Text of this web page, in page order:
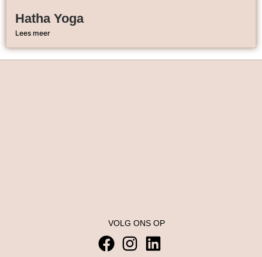
Hatha Yoga
Lees meer
VOLG ONS OP